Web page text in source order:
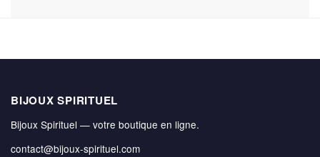
BIJOUX SPIRITUEL
Bijoux Spirituel — votre boutique en ligne.
contact@bijoux-spirituel.com